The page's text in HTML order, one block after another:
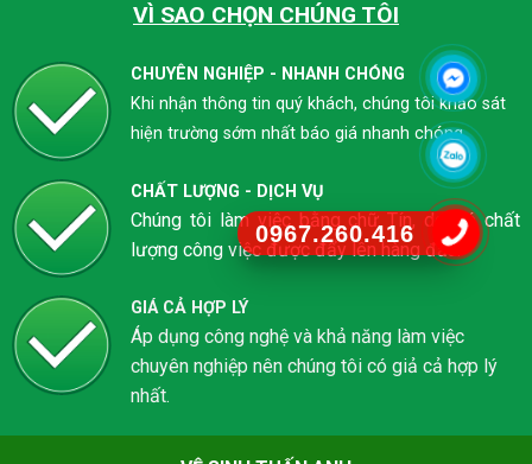
0967.260.416
VÌ SAO CHỌN CHÚNG TÔI
CHUYÊN NGHIỆP - NHANH CHÓNG
Khi nhận thông tin quý khách, chúng tôi khảo sát
hiện trường sớm nhất báo giá nhanh chóng
CHẤT LƯỢNG - DỊCH VỤ
Chúng tôi làm việc bằng chữ Tín, do đó chất
lượng công việc được đẩy lên hàng đầu.
GIÁ CẢ HỢP LÝ
Áp dụng công nghệ và khả năng làm việc
chuyên nghiệp nên chúng tôi có giả cả hợp lý
nhất.